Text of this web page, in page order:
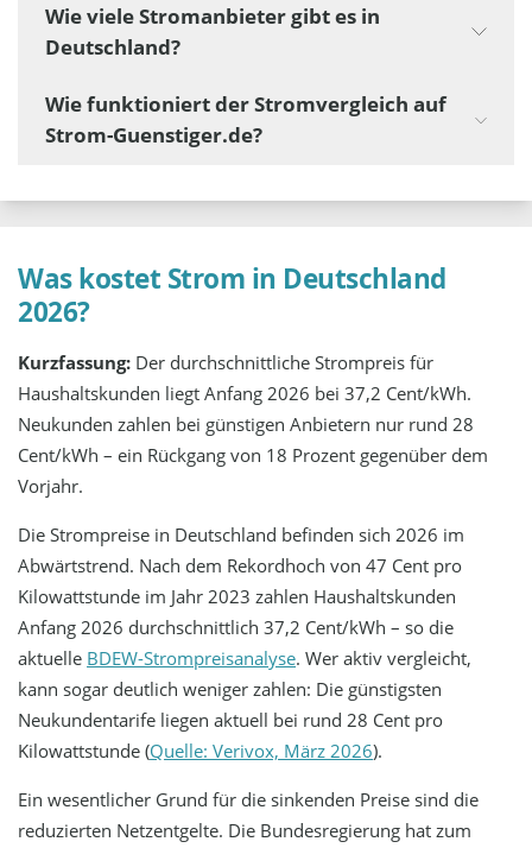
Wie viele Stromanbieter gibt es in
Deutschland?
Wie funktioniert der Stromvergleich auf
Strom-Guenstiger.de?
Was kostet Strom in Deutschland
2026?
Kurzfassung: Der durchschnittliche Strompreis für
Haushaltskunden liegt Anfang 2026 bei 37,2 Cent/kWh.
Neukunden zahlen bei günstigen Anbietern nur rund 28
Cent/kWh – ein Rückgang von 18 Prozent gegenüber dem
Vorjahr.
Die Strompreise in Deutschland befinden sich 2026 im
Abwärtstrend. Nach dem Rekordhoch von 47 Cent pro
Kilowattstunde im Jahr 2023 zahlen Haushaltskunden
Anfang 2026 durchschnittlich 37,2 Cent/kWh – so die
aktuelle BDEW-Strompreisanalyse. Wer aktiv vergleicht,
kann sogar deutlich weniger zahlen: Die günstigsten
Neukundentarife liegen aktuell bei rund 28 Cent pro
Kilowattstunde (Quelle: Verivox, März 2026).
Ein wesentlicher Grund für die sinkenden Preise sind die
reduzierten Netzentgelte. Die Bundesregierung hat zum